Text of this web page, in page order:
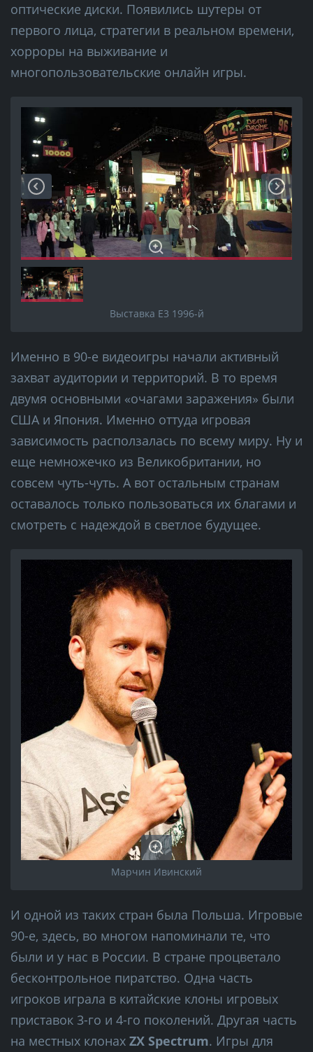
оптические диски. Появились шутеры от
первого лица, стратегии в реальном времени,
хорроры на выживание и
многопользовательские онлайн игры.
Выставка Е3 1996-й
Именно в 90-е видеоигры начали активный
захват аудитории и территорий. В то время
двумя основными «очагами заражения» были
США и Япония. Именно оттуда игровая
зависимость расползалась по всему миру. Ну и
еще немножечко из Великобритании, но
совсем чуть-чуть. А вот остальным странам
оставалось только пользоваться их благами и
смотреть с надеждой в светлое будущее.
Марчин Ивинский
И одной из таких стран была Польша. Игровые
90-е, здесь, во многом напоминали те, что
были и у нас в России. В стране процветало
бесконтрольное пиратство. Одна часть
игроков играла в китайские клоны игровых
приставок 3-го и 4-го поколений. Другая часть
на местных клонах ZX Spectrum. Игры для